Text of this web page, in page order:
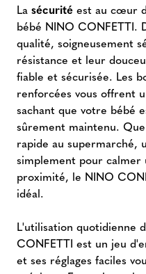
La sécurité est au cœur
bébé NINO CONFETTI.
qualité, soigneusement
résistance et leur
fiable et sécurisée. Les
renforcées vous offrent
sachant que votre bébé
sûrement maintenu.
rapide au supermarché,
simplement pour calmer
proximité, le NINO
idéal.
L'utilisation quotidienne
CONFETTI est un jeu
et ses réglages faciles